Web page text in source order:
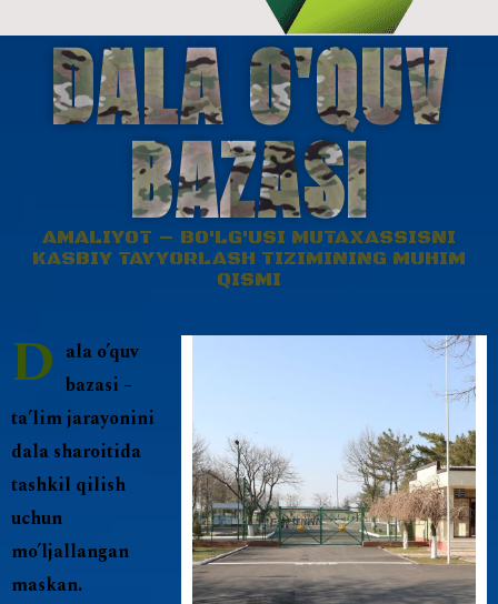
DALA O'QUV
BAZASI
AMALIYOT – BO'LG'USI MUTAXASSISNI
KASBIY TAYYORLASH TIZIMINING MUHIM
QISMI
D ala o’quv
bazasi –
ta’lim jarayonini
dala sharoitida
tashkil qilish
uchun
mo’ljallangan
maskan.